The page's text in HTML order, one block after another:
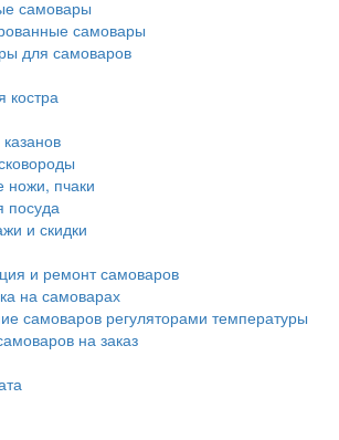
самовары
самовары
для самоваров
костра
ножи, пчаки
посуда
и скидки
и ремонт самоваров
на самоварах
самоваров регуляторами температуры
на заказ